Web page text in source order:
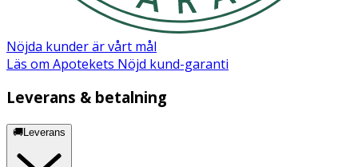
Nöjda kunder är vårt mål
Läs om Apotekets Nöjd kund-garanti
Leverans & betalning
🚚Leverans